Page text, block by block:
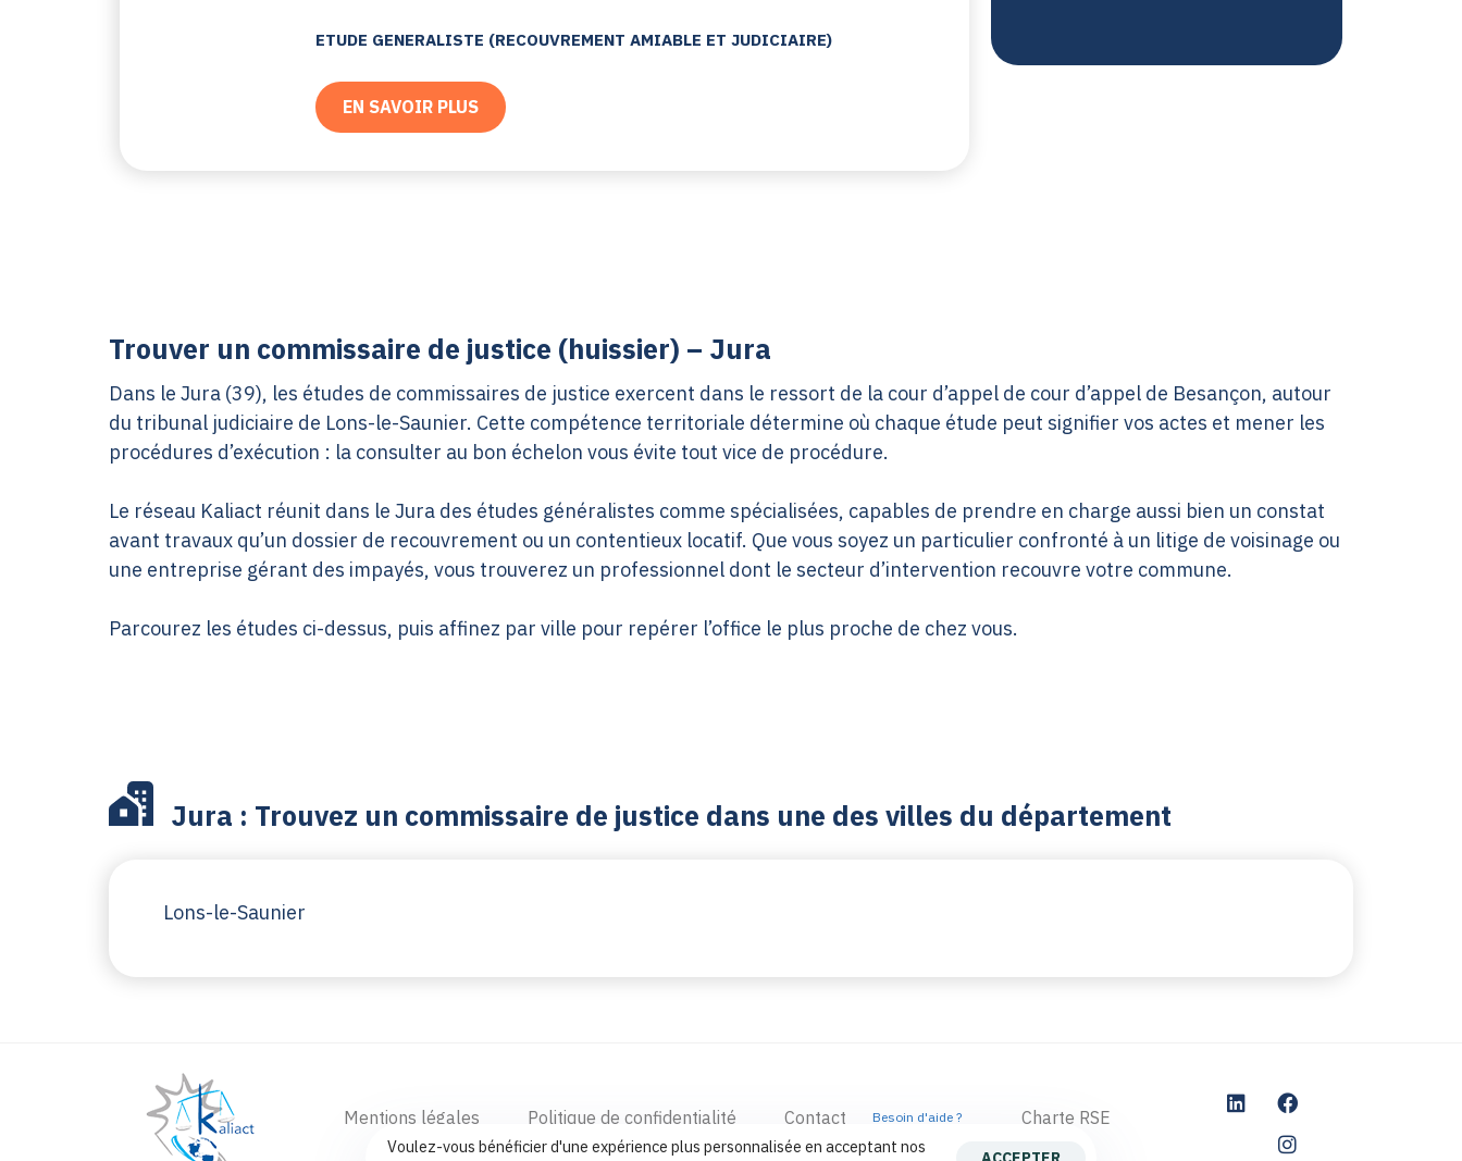
ETUDE GENERALISTE (RECOUVREMENT AMIABLE ET JUDICIAIRE)
EN SAVOIR PLUS
Trouver un commissaire de justice (huissier) – Jura
Dans le Jura (39), les études de commissaires de justice exercent dans le ressort de la cour d’appel de cour d’appel de Besançon, autour
du tribunal judiciaire de Lons-le-Saunier. Cette compétence territoriale détermine où chaque étude peut signifier vos actes et mener les
procédures d’exécution : la consulter au bon échelon vous évite tout vice de procédure.
Le réseau Kaliact réunit dans le Jura des études généralistes comme spécialisées, capables de prendre en charge aussi bien un constat
avant travaux qu’un dossier de recouvrement ou un contentieux locatif. Que vous soyez un particulier confronté à un litige de voisinage ou
une entreprise gérant des impayés, vous trouverez un professionnel dont le secteur d’intervention recouvre votre commune.
Parcourez les études ci-dessus, puis affinez par ville pour repérer l’office le plus proche de chez vous.
Jura : Trouvez un commissaire de justice dans une des villes du département
Lons-le-Saunier
Mentions légales Politique de confidentialité Contact Besoin d'aide ? Charte RSE
Voulez-vous bénéficier d'une expérience plus personnalisée en acceptant nos